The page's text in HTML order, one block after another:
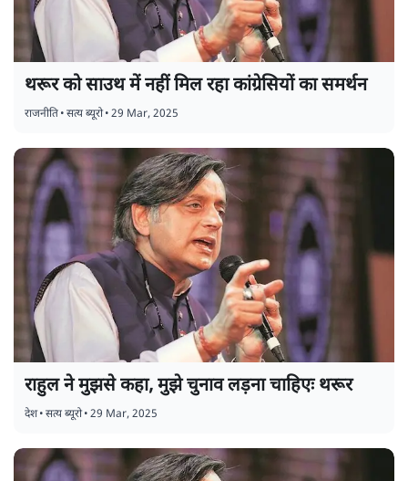
थरूर को साउथ में नहीं मिल रहा कांग्रेसियों का समर्थन
राजनीति•सत्य ब्यूरो•29 Mar, 2025
राहुल ने मुझसे कहा, मुझे चुनाव लड़ना चाहिएः थरूर
देश•सत्य ब्यूरो•29 Mar, 2025